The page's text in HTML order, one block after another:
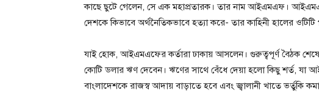
কাছে ছুটে গেলেন, সে এক মহাপ্রতারক। তার নাম আইএমএফ। আইএমএফ,
দেশকে কিভাবে অর্থনৈতিকভাবে হত্যা করে- তার কাহিনী হালের ওটিটি
যাই হোক, আইএমএফের কর্তারা ঢাকায় আসলেন। গুরুত্বপূর্ণ বৈঠক শেষে
কোটি ডলার ঋণ দেবেন। ঋণের সাথে বেঁধে দেয়া হলো কিছু শর্ত, যা
বাংলাদেশকে রাজস্ব আদায় বাড়াতে হবে এবং জ্বালানী খাতে ভর্তুকি